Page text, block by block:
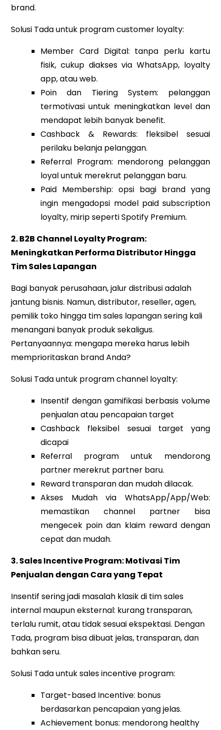
brand.
Solusi Tada untuk program customer loyalty:
Member Card Digital: tanpa perlu kartu
fisik, cukup diakses via WhatsApp, loyalty
app, atau web.
Poin dan Tiering System: pelanggan
termotivasi untuk meningkatkan level dan
mendapat lebih banyak benefit.
Cashback & Rewards: fleksibel sesuai
perilaku belanja pelanggan.
Referral Program: mendorong pelanggan
loyal untuk merekrut pelanggan baru.
Paid Membership: opsi bagi brand yang
ingin mengadopsi model paid subscription
loyalty, mirip seperti Spotify Premium.
2. B2B Channel Loyalty Program:
Meningkatkan Performa Distributor Hingga
Tim Sales Lapangan
Bagi banyak perusahaan, jalur distribusi adalah
jantung bisnis. Namun, distributor, reseller, agen,
pemilik toko hingga tim sales lapangan sering kali
menangani banyak produk sekaligus.
Pertanyaannya: mengapa mereka harus lebih
memprioritaskan brand Anda?
Solusi Tada untuk program channel loyalty:
Insentif dengan gamifikasi berbasis volume
penjualan atau pencapaian target
Cashback fleksibel sesuai target yang
dicapai
Referral program untuk mendorong
partner merekrut partner baru.
Reward transparan dan mudah dilacak.
Akses Mudah via WhatsApp/App/Web:
memastikan channel partner bisa
mengecek poin dan klaim reward dengan
cepat dan mudah.
3. Sales Incentive Program: Motivasi Tim
Penjualan dengan Cara yang Tepat
Insentif sering jadi masalah klasik di tim sales
internal maupun eksternal: kurang transparan,
terlalu rumit, atau tidak sesuai ekspektasi. Dengan
Tada, program bisa dibuat jelas, transparan, dan
bahkan seru.
Solusi Tada untuk sales incentive program:
Target-based Incentive: bonus
berdasarkan pencapaian yang jelas.
Achievement bonus: mendorong healthy